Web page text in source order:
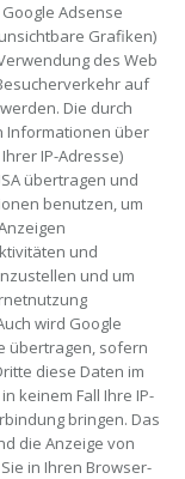
Adsense
Grafiken)
des Web
auf
Die durch
Informationen über
IP-Adresse)
übertragen und
benutzen, um
und
und um
wird Google
übertragen, sofern
diese Daten im
keinem Fall Ihre IP-
bringen. Das
die Anzeige von
in Ihren Browser-